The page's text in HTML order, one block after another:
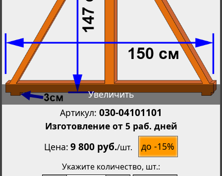
Увеличить
Артикул: 030-04101101
Изготовление от 5 раб. дней
Цена 9 800 руб./шт. до -15%
Укажите количество, шт.: